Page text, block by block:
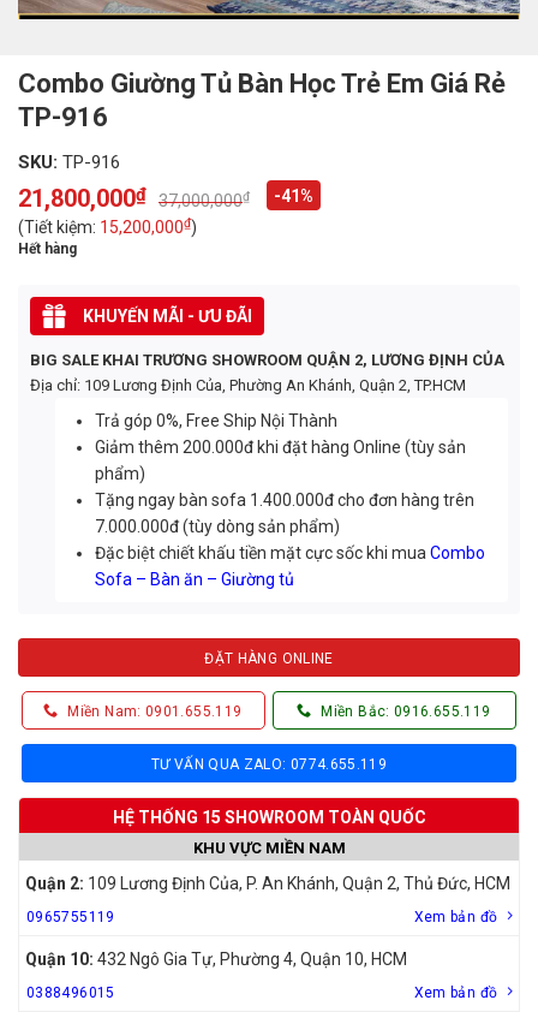
Combo Giường Tủ Bàn Học Trẻ Em Giá Rẻ
TP-916
SKU: TP-916
37,000,000₫
Original
price
was:
37,000,000₫.
21,800,000₫
Current
price
is:
21,800,000₫.
-41%
(Tiết kiệm: 15,200,000₫)
Hết hàng
KHUYẾN MÃI - ƯU ĐÃI
BIG SALE KHAI TRƯƠNG SHOWROOM QUẬN 2, LƯƠNG ĐỊNH CỦA
Địa chỉ: 109 Lương Định Của, Phường An Khánh, Quận 2, TP.HCM
Trả góp 0%, Free Ship Nội Thành
Giảm thêm 200.000đ khi đặt hàng Online (tùy sản
phẩm)
Tặng ngay bàn sofa 1.400.000đ cho đơn hàng trên
7.000.000đ (tùy dòng sản phẩm)
Đặc biệt chiết khấu tiền mặt cực sốc khi muaCombo
Sofa – Bàn ăn – Giường tủ
ĐẶT HÀNG ONLINE
Miền Nam: 0901.655.119 Miền Bắc: 0916.655.119
TƯ VẤN QUA ZALO: 0774.655.119
HỆ THỐNG 15 SHOWROOM TOÀN QUỐC
KHU VỰC MIỀN NAM
Quận 2: 109 Lương Định Của, P. An Khánh, Quận 2, Thủ Đức, HCM
0965755119 Xem bản đồ
Quận 10: 432 Ngô Gia Tự, Phường 4, Quận 10, HCM
0388496015 Xem bản đồ